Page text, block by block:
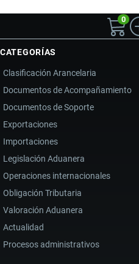
0
CATEGORÍAS
Clasificación Arancelaria
Documentos de Acompañamiento
Documentos de Soporte
Exportaciones
Importaciones
Legislación Aduanera
Operaciones internacionales
Obligación Tributaria
Valoración Aduanera
Actualidad
Procesos administrativos